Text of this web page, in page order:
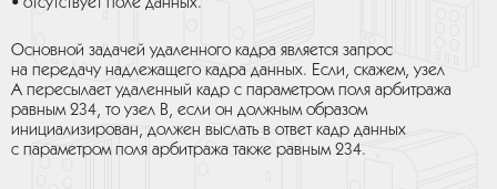
• отсутствует поле данных.
Основной задачей удаленного кадра является запрос
на передачу надлежащего кадра данных. Если, скажем, узел
A пересылает удаленный кадр с параметром поля арбитража
равным 234, то узел B, если он должным образом
инициализирован, должен выслать в ответ кадр данных
с параметром поля арбитража также равным 234.